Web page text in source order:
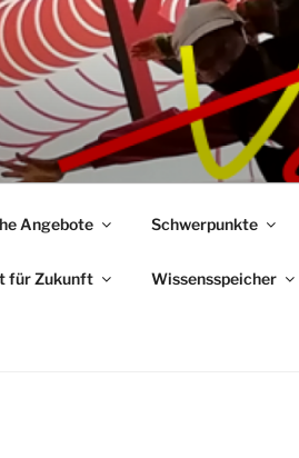
Angebote Schwerpunkte
für Zukunft Wissensspeicher